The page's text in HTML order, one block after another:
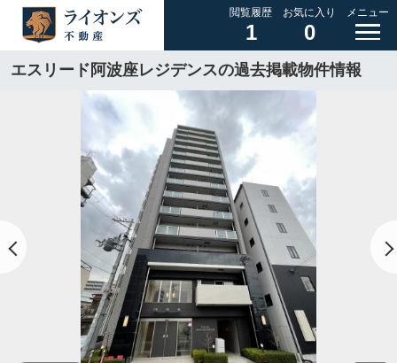
閲覧履歴
1
お気に入り
0
メニュー
エスリード阿波座レジデンスの過去掲載物件情報